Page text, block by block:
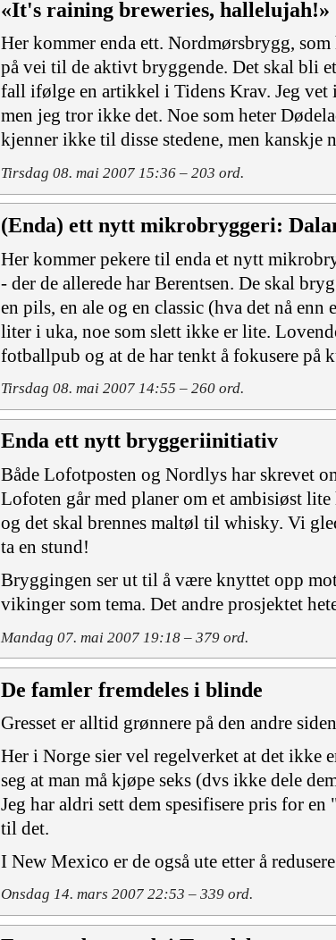
«It's raining breweries, hallelujah!»
Her kommer enda ett. Nordmørsbrygg,
på vei til de aktivt bryggende. Det skal bli
fall ifølge en artikkel i Tidens Krav. Jeg vet
men jeg tror ikke det. Noe som heter
kjenner ikke til disse stedene, men
Tirsdag 08. mai 2007 15:36 – 203 ord.
(Enda) ett nytt mikrobryggeri:
Her kommer pekere til enda et nytt
- der de allerede har Berentsen. De skal
en pils, en ale og en classic (hva det nå
liter i uka, noe som slett ikke er lite.
fotballpub og at de har tenkt å fokusere på
Tirsdag 08. mai 2007 14:55 – 260 ord.
Enda ett nytt bryggeriinitiativ
Både Lofotposten og Nordlys har skrevet
Lofoten går med planer om et ambisiøst
og det skal brennes maltøl til whisky. Vi
ta en stund!
Bryggingen ser ut til å være knyttet opp
vikinger som tema. Det andre prosjektet
Mandag 07. mai 2007 19:18 – 379 ord.
De famler fremdeles i blinde
Gresset er alltid grønnere på den andre
Her i Norge sier vel regelverket at det ikke
seg at man må kjøpe seks (dvs ikke dele
Jeg har aldri sett dem spesifisere pris for
til det.
I New Mexico er de også ute etter å
Onsdag 14. mars 2007 22:53 – 339 ord.